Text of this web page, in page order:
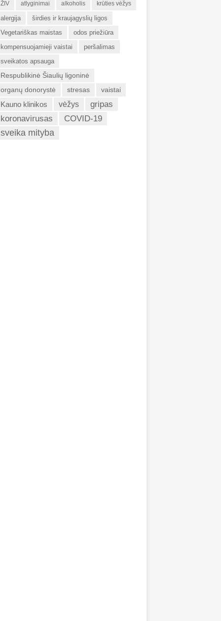
ŽIV atlyginimai alkoholis krūties vėžys
alergija
širdies ir kraujagyslių ligos
Vegetariškas maistas
odos priežiūra
kompensuojamieji vaistai
peršalimas
sveikatos apsauga
Respublikinė Šiaulių ligoninė
organų donorystė
stresas vaistai
Kauno klinikos vėžys
gripas
koronavirusas
COVID-19
sveika mityba